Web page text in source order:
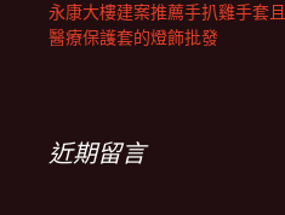
永康大樓建案推薦手扒雞手套且
醫療保護套的燈飾批發
近期留言